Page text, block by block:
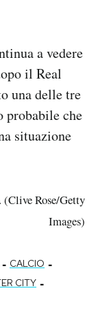
a vedere
il Real
una delle tre
probabile che
situazione
(Clive Rose/Getty
Images)
- CALCIO -
CITY -